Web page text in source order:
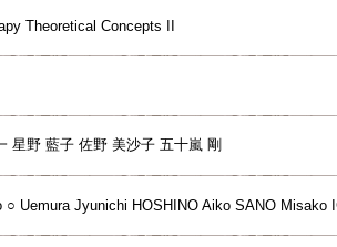
Theoretical Concepts II
星野 藍子 佐野 美沙子 五十嵐 剛
○ Uemura Jyunichi HOSHINO Aiko SANO Misako